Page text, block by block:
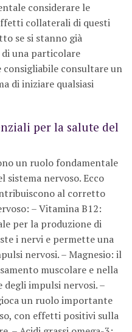
considerare le
collaterali di questi
se si stanno già
di una particolare
consigliabile consultare un
di iniziare qualsiasi
per la salute del
un ruolo fondamentale
sistema nervoso. Ecco
al corretto
– Vitamina B12:
per la produzione di
i nervi e permette una
nervosi. – Magnesio: il
muscolare e nella
degli impulsi nervosi. –
un ruolo importante
con effetti positivi sulla